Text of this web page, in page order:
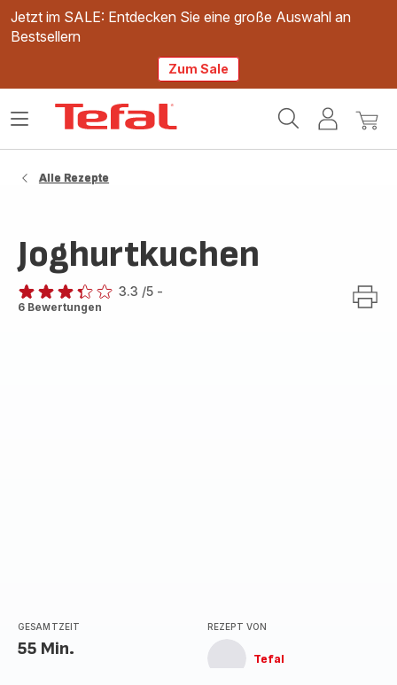
Jetzt im SALE: Entdecken Sie eine große Auswahl an
Bestsellern
Zum Sale
Mein
Mein
Das
Alle Rezepte
Joghurtkuchen
ratings.3.3
3.3 /5 -
6 Bewertungen
GESAMTZEIT
55 Min.
REZEPT VON
Tefal